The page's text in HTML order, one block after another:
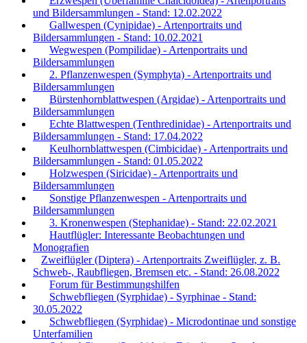
und Bildersammlungen - Stand: 12.02.2022
Gallwespen (Cynipidae) - Artenportraits und
Bildersammlungen - Stand: 10.02.2021
Wegwespen (Pompilidae) - Artenportraits und
Bildersammlungen
2. Pflanzenwespen (Symphyta) - Artenportraits und
Bildersammlungen
Bürstenhornblattwespen (Argidae) - Artenportraits und
Bildersammlungen
Echte Blattwespen (Tenthredinidae) - Artenportraits und
Bildersammlungen - Stand: 17.04.2022
Keulhornblattwespen (Cimbicidae) - Artenportraits und
Bildersammlungen - Stand: 01.05.2022
Holzwespen (Siricidae) - Artenportraits und
Bildersammlungen
Sonstige Pflanzenwespen - Artenportraits und
Bildersammlungen
3. Kronenwespen (Stephanidae) - Stand: 22.02.2021
Hautflügler: Interessante Beobachtungen und
Monografien
Zweiflügler (Diptera) - Artenportraits Zweiflügler, z. B.
Schweb-, Raubfliegen, Bremsen etc. - Stand: 26.08.2022
Forum für Bestimmungshilfen
Schwebfliegen (Syrphidae) - Syrphinae - Stand:
30.05.2022
Schwebfliegen (Syrphidae) - Microdontinae und sonstige
Unterfamilien